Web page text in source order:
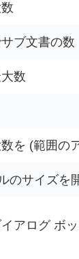
ブ文書の数
数
を (範囲の
のサイズを
アログ ボ